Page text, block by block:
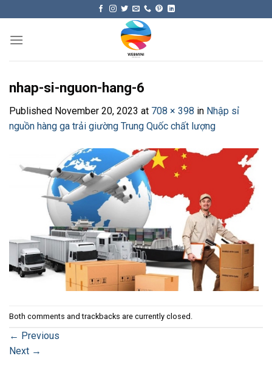
content
nhap-si-nguon-hang-6
Published November 20, 2023 at 708 × 398 in Nhập sỉ
nguồn hàng ga trải giường Trung Quốc chất lượng
Both comments and trackbacks are currently closed.
← Previous
Next →